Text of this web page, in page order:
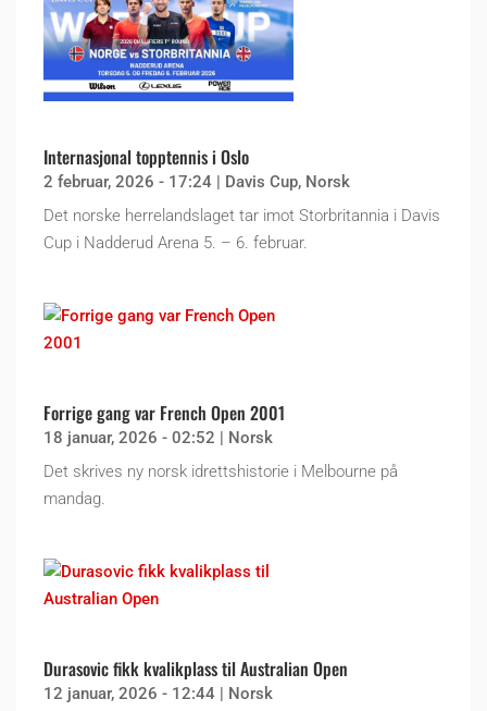
Internasjonal topptennis i Oslo
2 februar, 2026 - 17:24 | Davis Cup, Norsk
Det norske herrelandslaget tar imot Storbritannia i Davis
Cup i Nadderud Arena 5. – 6. februar.
Forrige gang var French Open 2001
18 januar, 2026 - 02:52 | Norsk
Det skrives ny norsk idrettshistorie i Melbourne på
mandag.
Durasovic fikk kvalikplass til Australian Open
12 januar, 2026 - 12:44 | Norsk